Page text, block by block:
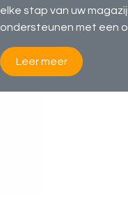
elke stap van uw
ondersteunen met een
​​Leer meer